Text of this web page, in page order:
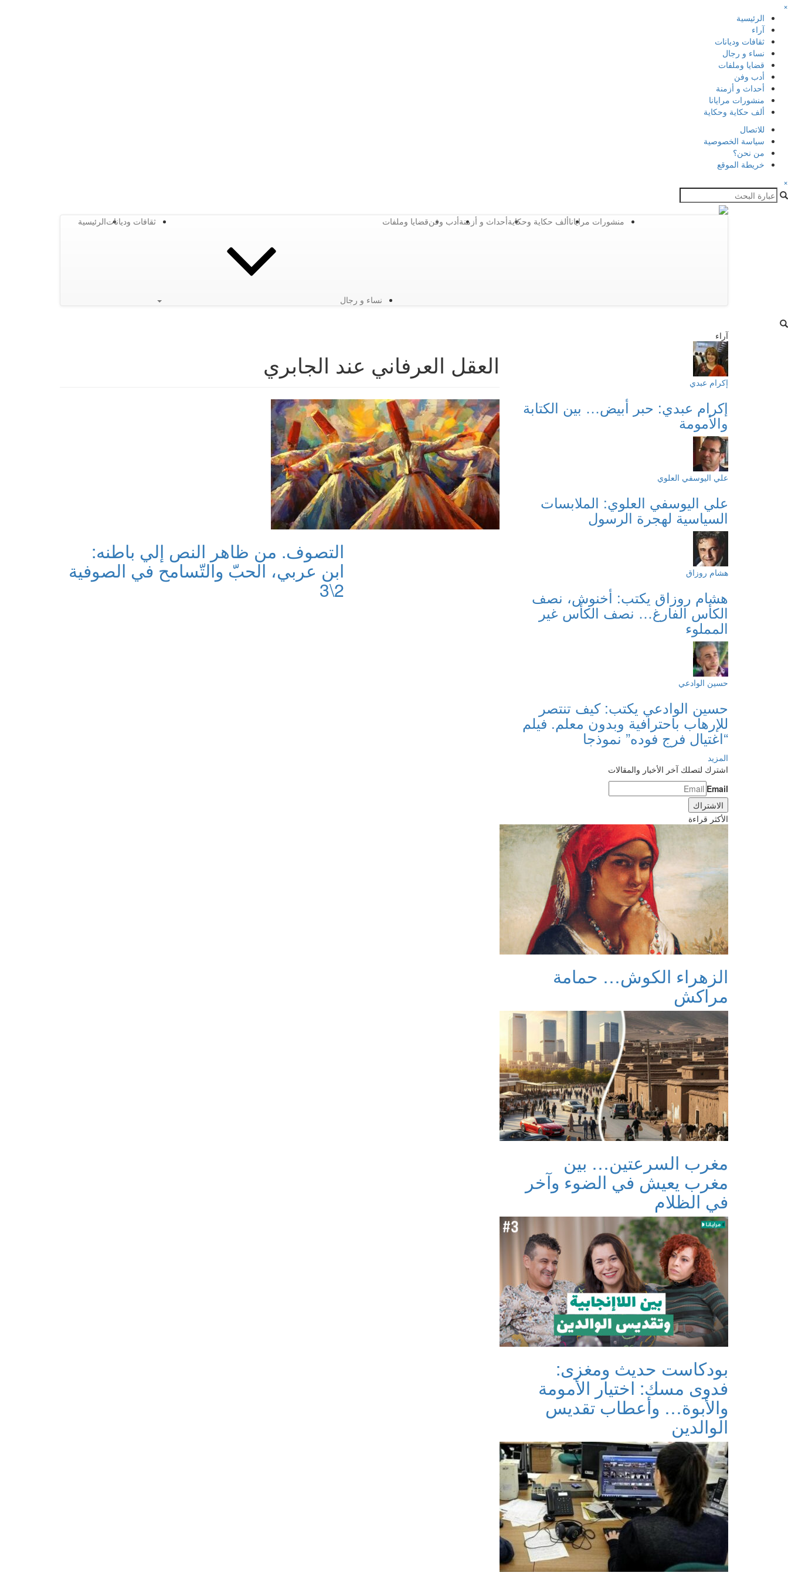
×
الرئيسية
آراء
ثقافات وديانات
نساء و رجال
قضايا وملفات
أدب وفن
أحداث و أزمنة
منشورات مرايانا
ألف حكاية وحكاية
للاتصال
سياسة الخصوصية
من نحن؟
خريطة الموقع
×
الرئيسيةثقافات وديانات
نساء و رجال
قضايا وملفاتأدب وفنأحداث و أزمنةألف حكاية وحكايةمنشورات مرايانا
العقل العرفاني عند الجابري
التصوف. من ظاهر النص إلي باطنه:
ابن عربي، الحبّ والتّسامح في الصوفية
2\3
آراء
إكرام عبدي
إكرام عبدي: حبر أبيض… بين الكتابة
والأمومة
علي اليوسفي العلوي
علي اليوسفي العلوي: الملابسات
السياسية لهجرة الرسول
هشام روزاق
هشام روزاق يكتب: أخنوش، نصف
الكأس الفارغ… نصف الكأس غير
المملوء
حسين الوادعي
حسين الوادعي يكتب: كيف تنتصر
للإرهاب باحترافية وبدون معلم. فيلم
“اغتيال فرج فوده” نموذجا
المزيد
اشترك لتصلك آخر الأخبار والمقالات
Email
الأكثر قراءة
الزهراء الكوش… حمامة
مراكش
مغرب السرعتين… بين
مغرب يعيش في الضوء وآخر
في الظلام
بودكاست حديث ومغزى:
فدوى مسك: اختيار الأمومة
والأبوة… وأعطاب تقديس
الوالدين